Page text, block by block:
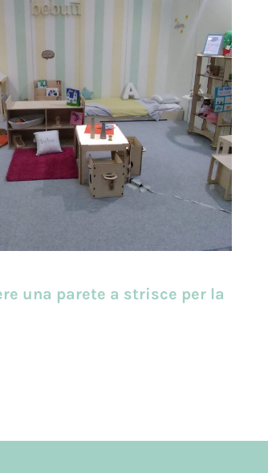
una parete a strisce per la